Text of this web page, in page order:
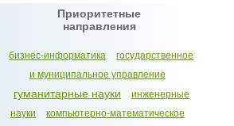
Приоритетные
направления
бизнес-информатика
государственное
и муниципальное управление
гуманитарные науки
инженерные
науки
компьютерно-математическое